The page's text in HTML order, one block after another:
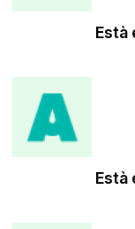
Està
Està